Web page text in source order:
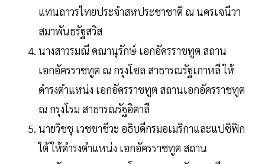
แทนถาวรไทยประจำสหประชาชาติ ณ นครเจนีวา
สมาพันธรัฐสวิส
นางสาวรมณี คณานุรักษ์ เอกอัครราชทูต สถาน
เอกอัครราชทูต ณ กรุงโซล สาธารณรัฐเกาหลี ให้
ดำรงตำแหน่ง เอกอัครราชทูต สถานเอกอัครราชทูต
ณ กรุงโรม สาธารณรัฐอิตาลี
นายวิชชุ เวชชาชีวะ อธิบดีกรมอเมริกาและแปซิฟิก
ใต้ ให้ดำรงตำแหน่ง เอกอัครราชทูต สถาน